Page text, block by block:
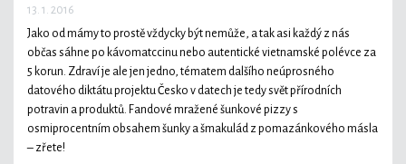
13. 1. 2016
Jako od mámy to prostě vždycky být nemůže, a tak asi každý z nás
občas sáhne po kávomatccinu nebo autentické vietnamské polévce za
5 korun. Zdraví je ale jen jedno, tématem dalšího neúprosného
datového diktátu projektu Česko v datech je tedy svět přírodních
potravin a produktů. Fandové mražené šunkové pizzy s
osmiprocentním obsahem šunky a šmakulád z pomazánkového másla
– zřete!